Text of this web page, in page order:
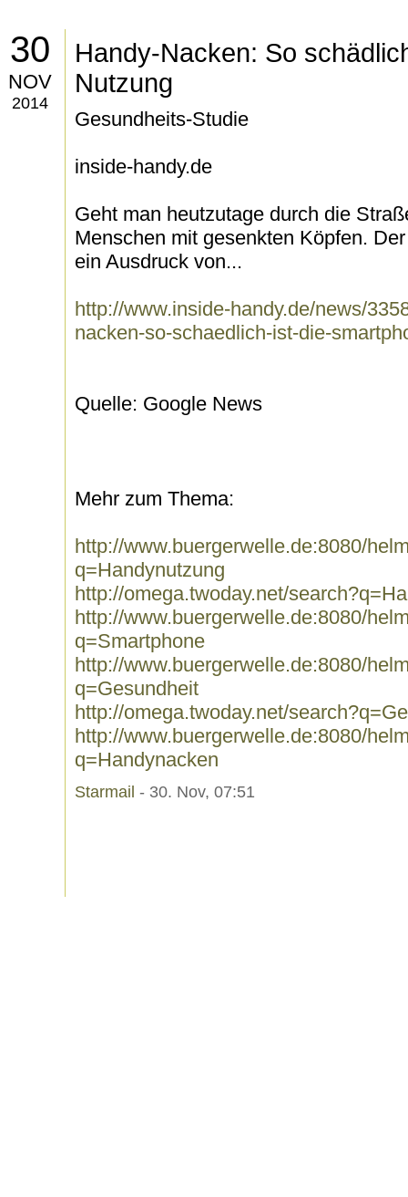
30
NOV
2014
Handy-Nacken: So
Nutzung
Gesundheits-Studie
inside-handy.de
Geht man heutzutage durch die
Menschen mit gesenkten Köpfen.
ein Ausdruck von...
http://www.inside-handy.de/news/
nacken-so-schaedlich-ist-die-
Quelle: Google News
Mehr zum Thema:
http://www.buergerwelle.de:8080/
q=Handynutzung
http://omega.twoday.net/
http://www.buergerwelle.de:8080/
q=Smartphone
http://www.buergerwelle.de:8080/
q=Gesundheit
http://omega.twoday.net/
http://www.buergerwelle.de:8080/
q=Handynacken
Starmail - 30. Nov, 07:51